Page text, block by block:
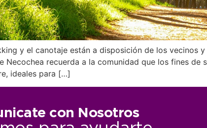
y el canotaje están a disposición de los
Necochea recuerda a la comunidad que los fines
ideales para […]
con Nosotros